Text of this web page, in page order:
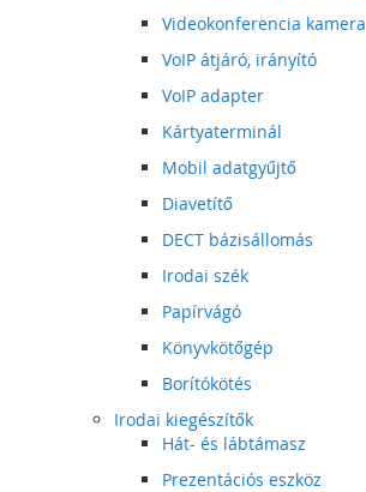
Videokonferencia kamera
VoIP átjáró, irányító
VoIP adapter
Kártyaterminál
Mobil adatgyűjtő
Diavetítő
DECT bázisállomás
Irodai szék
Papírvágó
Könyvkötőgép
Borítókötés
Irodai kiegészítők
Hát- és lábtámasz
Prezentációs eszköz